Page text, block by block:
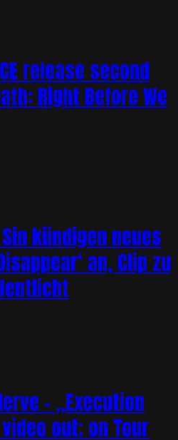
release second
Right Before We
kündigen neues
an, Clip zu
– „Execution
out; on Tour